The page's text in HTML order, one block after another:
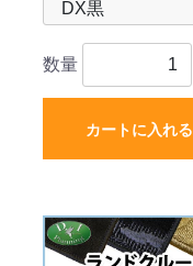
数量
カートに入れる